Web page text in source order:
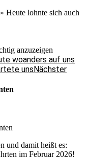
» Heute lohnte sich auch
anzuzeigen
woanders auf uns
unsNächster
und damit heißt es:
im Februar 2026!